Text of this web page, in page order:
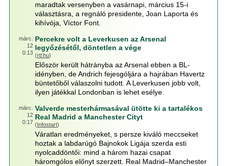
maradtak versenyben a vasárnapi, március 15-i
választásra, a regnáló presidente, Joan Laporta és
kihívója, Víctor Font.
márc.
12
0:13
Percekre volt a Leverkusen az Arsenal
legyőzésétől, döntetlen a vége
(rtl.hu)
Először került hátrányba az Arsenal ebben a BL-
idényben, de Andrich fejesgóljára a hajrában Havertz
büntetőből válaszolni tudott. A Leverkusen jobb volt,
ilyen játékkal Londonban is lehet esélye.
márc.
12
0:17
Valverde mesterhármasával ütötte ki a tartalékos
Real Madrid a Manchester Cityt
(Infostart)
Váratlan eredményeket, s persze kiváló meccseket
hoztak a labdarúgó Bajnokok Ligája szerda esti
nyolcaddöntői: mind a három hazai csapat
háromgólos előnyt szerzett. Real Madrid–Manchester